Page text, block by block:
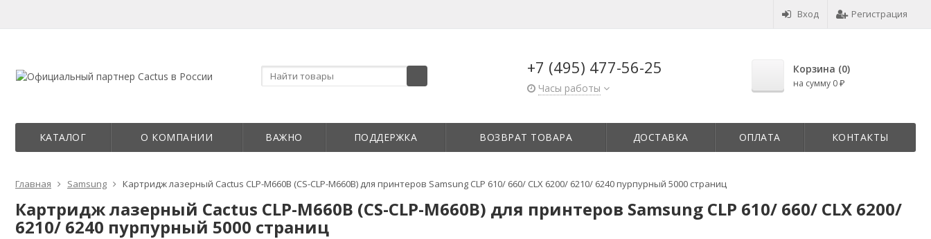
Вход Регистрация
+7 (495) 477-56-25
Часы работы
Корзина (0)
на сумму 0 ₽
КАТАЛОГ О КОМПАНИИ ВАЖНО ПОДДЕРЖКА ВОЗВРАТ ТОВАРА ДОСТАВКА ОПЛАТА КОНТАКТЫ
Главная Samsung Картридж лазерный Cactus CLP-M660B (CS-CLP-M660B) для принтеров Samsung CLP 610/ 660/ CLX 6200/ 6210/ 6240 пурпурный 5000 страниц
Картридж лазерный Cactus CLP-M660B (CS-CLP-M660B) для принтеров Samsung CLP 610/ 660/ CLX 6200/
6210/ 6240 пурпурный 5000 страниц